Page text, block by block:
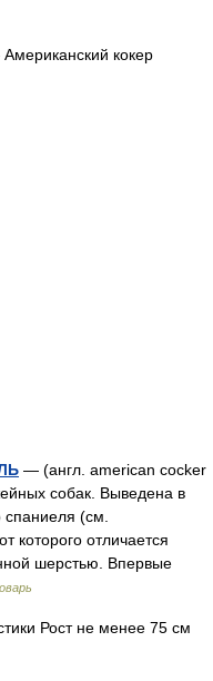
кокер
— (англ. american cocker
собак. Выведена в
спаниеля (см.
отличается
шерстью. Впервые
Рост не менее 75 см